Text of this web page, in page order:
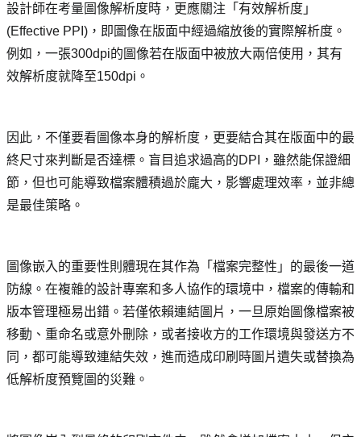
設計師在考量圖像解析度時，更應關注「有效解析度」
(Effective PPI)，即圖像在版面中經過縮放後的實際解析度。
例如，一張300dpi的圖像若在版面中被放大兩倍使用，其有
效解析度就降至150dpi。
因此，不僅要看圖像本身的解析度，更要結合其在版面中的最
終尺寸來判斷是否達標。盲目追求過高的DPI，雖然能保證細
節，但也可能導致檔案體積過於龐大，影響處理效率，並非總
是最佳策略。
圖像嵌入的重要性則體現在其作為「檔案完整性」的最後一道
防線。在複雜的設計專案和多人協作的環境中，檔案的傳輸和
版本管理極易出錯。若僅依賴連結圖片，一旦原始圖像檔案被
移動、重命名或意外刪除，或者接收方的工作環境與發送方不
同，都可能導致連結失效，進而造成印刷時圖片遺失或替換為
低解析度預覽圖的災難。